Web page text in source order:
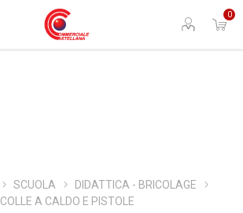
0
SCUOLA
DIDATTICA - BRICOLAGE
COLLE A CALDO E PISTOLE